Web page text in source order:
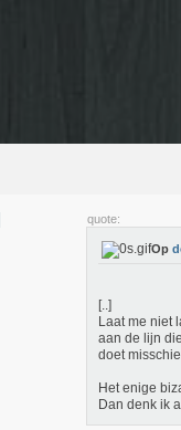
quote:
Op
[..]
Laat me niet
aan de lijn
doet
Het enige
Dan denk ik